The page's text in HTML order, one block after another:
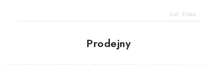
Kód: E7646
Prodejny